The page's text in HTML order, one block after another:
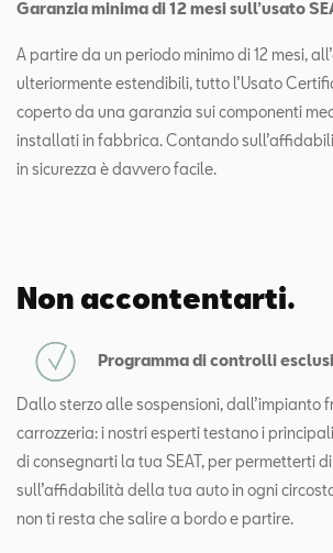
Garanzia minima di 12 mesi sull’usato
A partire da un periodo minimo di 12 mesi,
ulteriormente estendibili, tutto l’Usato
coperto da una garanzia sui componenti
installati in fabbrica. Contando
in sicurezza è davvero facile.
Non accontentarti.
Programma di controlli
Dallo sterzo alle sospensioni, dall’impianto
carrozzeria: i nostri esperti testano i
di consegnarti la tua SEAT, per permetterti
sull’affidabilità della tua auto in ogni
non ti resta che salire a bordo e partire.